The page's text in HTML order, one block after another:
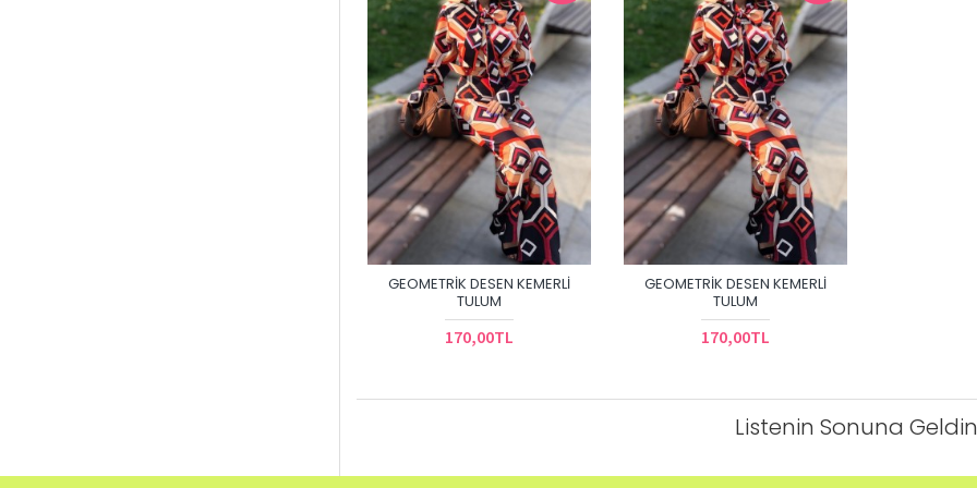
GEOMETRIK DESEN KEMERLI
TULUM
170,00TL
GEOMETRIK DESEN KEMERLI
TULUM
170,00TL
Listenin Sonuna